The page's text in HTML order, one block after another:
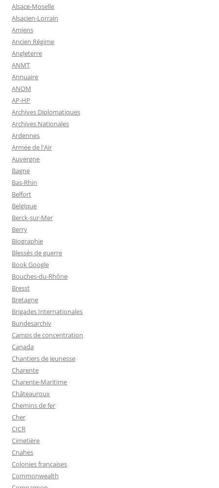
Alsace-Moselle
Alsacien-Lorrain
Amiens
Ancien Régime
Angleterre
ANMT
Annuaire
ANOM
AP-HP
Archives Diplomatiques
Archives Nationales
Ardennes
Armée de l'Air
Auvergne
Bagne
Bas-Rhin
Belfort
Belgique
Berck-sur-Mer
Berry
Biographie
Blessés de guerre
Book Google
Bouches-du-Rhône
Bresst
Bretagne
Brigades Internationales
Bundesarchiv
Camps de concentration
Canada
Chantiers de Jeunesse
Charente
Charente-Maritime
Châteauroux
Chemins de fer
Cher
CICR
Cimetière
Cnahes
Colonies françaises
Commonwealth